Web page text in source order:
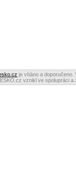
je vítáno a doporučeno.
vznikl ve spolupráci